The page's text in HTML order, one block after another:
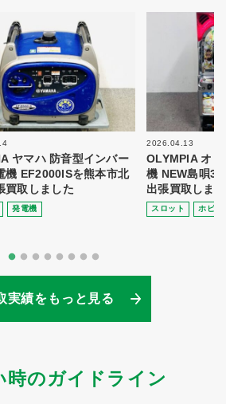
本人確認書類アップロード
法人の
お客様へ
ヤマハ 防音型インバー
機 EF2000ISを熊本市北
買取しました
発電機
2026.04.13
OLYMPIA オ
機 NEW島唄
出張買取しま
スロット ホビー
実績をもっと見る
時のガイドライン